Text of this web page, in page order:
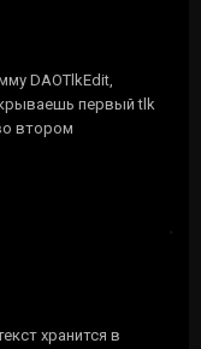
DAOTlkEdit,
первый tlk
втором
хранится в